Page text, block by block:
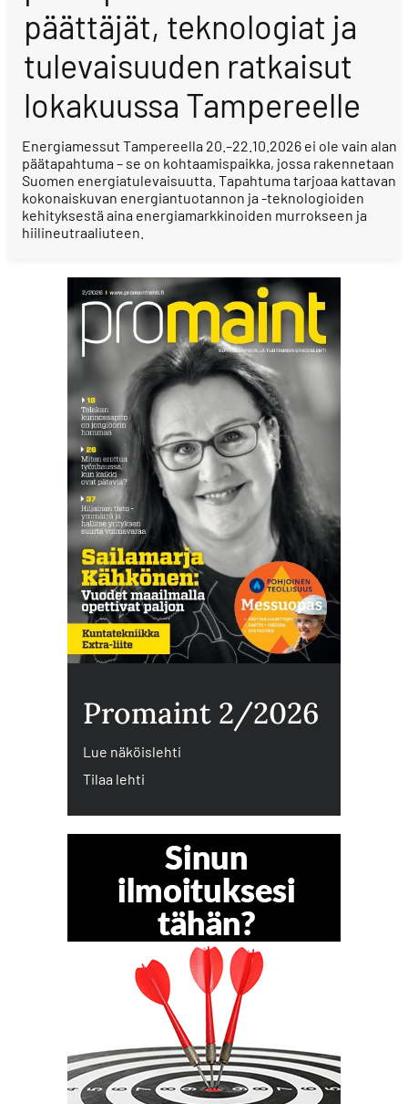
päättäjät, teknologiat ja
tulevaisuuden ratkaisut
lokakuussa Tampereelle
Energiamessut Tampereella 20.–22.10.2026 ei ole vain alan
päätapahtuma – se on kohtaamispaikka, jossa rakennetaan
Suomen energiatulevaisuutta. Tapahtuma tarjoaa kattavan
kokonaiskuvan energiantuotannon ja -teknologioiden
kehityksestä aina energiamarkkinoiden murrokseen ja
hiilineutraaliuteen.
Promaint 2/2026
Lue näköislehti
Tilaa lehti